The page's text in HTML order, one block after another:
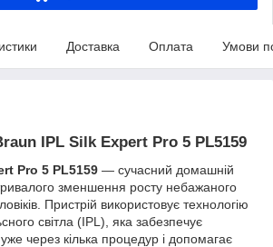
Доставка Оплата Умови
IPL Silk Expert Pro 5 PL5159
Pro 5 PL5159 — сучасний домашній
зменшення росту небажаного
Пристрій використовує технологію
світла (IPL), яка забезпечує
через кілька процедур і допомагає